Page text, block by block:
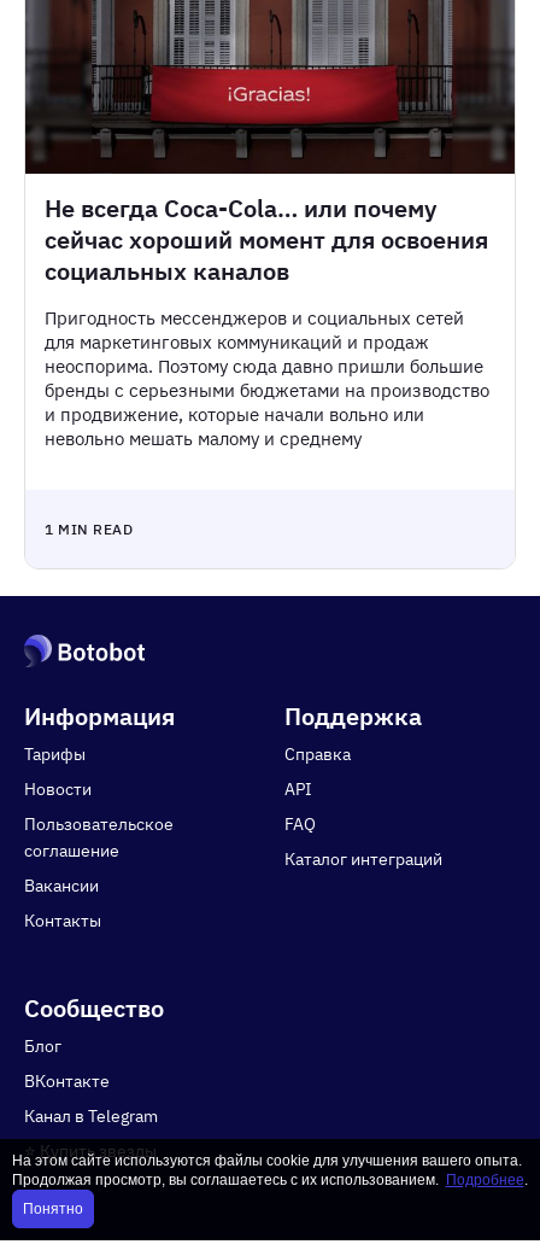
Не всегда Coca-Cola… или почему
сейчас хороший момент для освоения
социальных каналов
Пригодность мессенджеров и социальных сетей
для маркетинговых коммуникаций и продаж
неоспорима. Поэтому сюда давно пришли большие
бренды с серьезными бюджетами на производство
и продвижение, которые начали вольно или
невольно мешать малому и среднему
1 MIN READ
Информация
Тарифы
Новости
Пользовательское
соглашение
Вакансии
Контакты
Поддержка
Справка
API
FAQ
Каталог интеграций
Сообщество
Блог
ВКонтакте
Канал в Telegram
⭐️ Купить звезды
На этом сайте используются файлы cookie для улучшения вашего опыта.
Продолжая просмотр, вы соглашаетесь с их использованием. Подробнее.
Понятно